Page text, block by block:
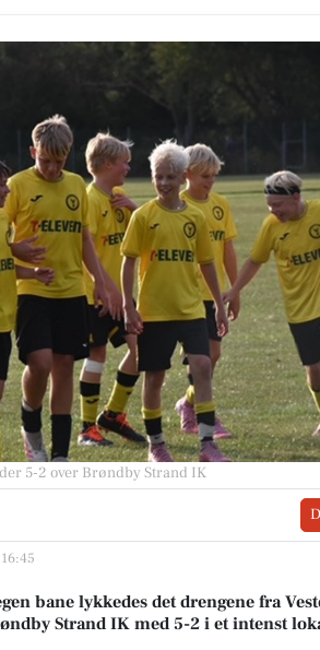
5-2 over Brøndby Strand IK
bane lykkedes det drengene fra
Strand IK med 5-2 i et intenst